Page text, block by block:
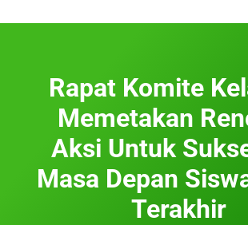
Rapat Komite
Memetakan
Aksi Untuk
Masa Depan
Terakhir